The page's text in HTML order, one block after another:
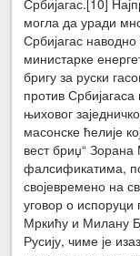
Србијагас.[10]
могла да уради
Србијагас
министарке
бригу за руски
против
њиховог
масонске ћелије
вест бриџ“
фалсификатима,
својевремено на
уговор о испоруци
Мркићу и Милану
Русију, чиме је